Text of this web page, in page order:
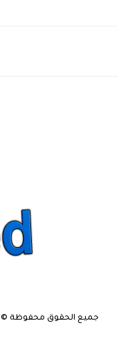
جميع الحقوق محفوظة ©